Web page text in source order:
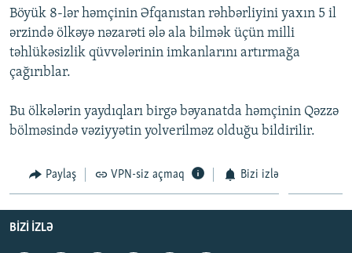
BIZIMLƏ ƏLAQƏ
XƏBƏR BÜLLETENLƏRIMIZ
RFE/RL-in bütün saytları
Böyük 8-lər həmçinin Əfqanıstan rəhbərliyini yaxın 5 il
ərzində ölkəyə nəzarəti ələ ala bilmək üçün milli
təhlükəsizlik qüvvələrinin imkanlarını artırmağa
çağırıblar.
Bu ölkələrin yaydıqları birgə bəyanatda həmçinin Qəzzə
bölməsində vəziyyətin yolverilməz olduğu bildirilir.
Paylaş VPN-siz açmaq Bizi izlə
BIZI IZLƏ